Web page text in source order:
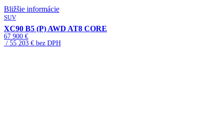
Bližšie informácie
SUV
XC90 B5 (P) AWD AT8 CORE
67 900 €
/ 55 203 € bez DPH